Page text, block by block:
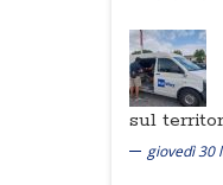
sul
giovedì 30